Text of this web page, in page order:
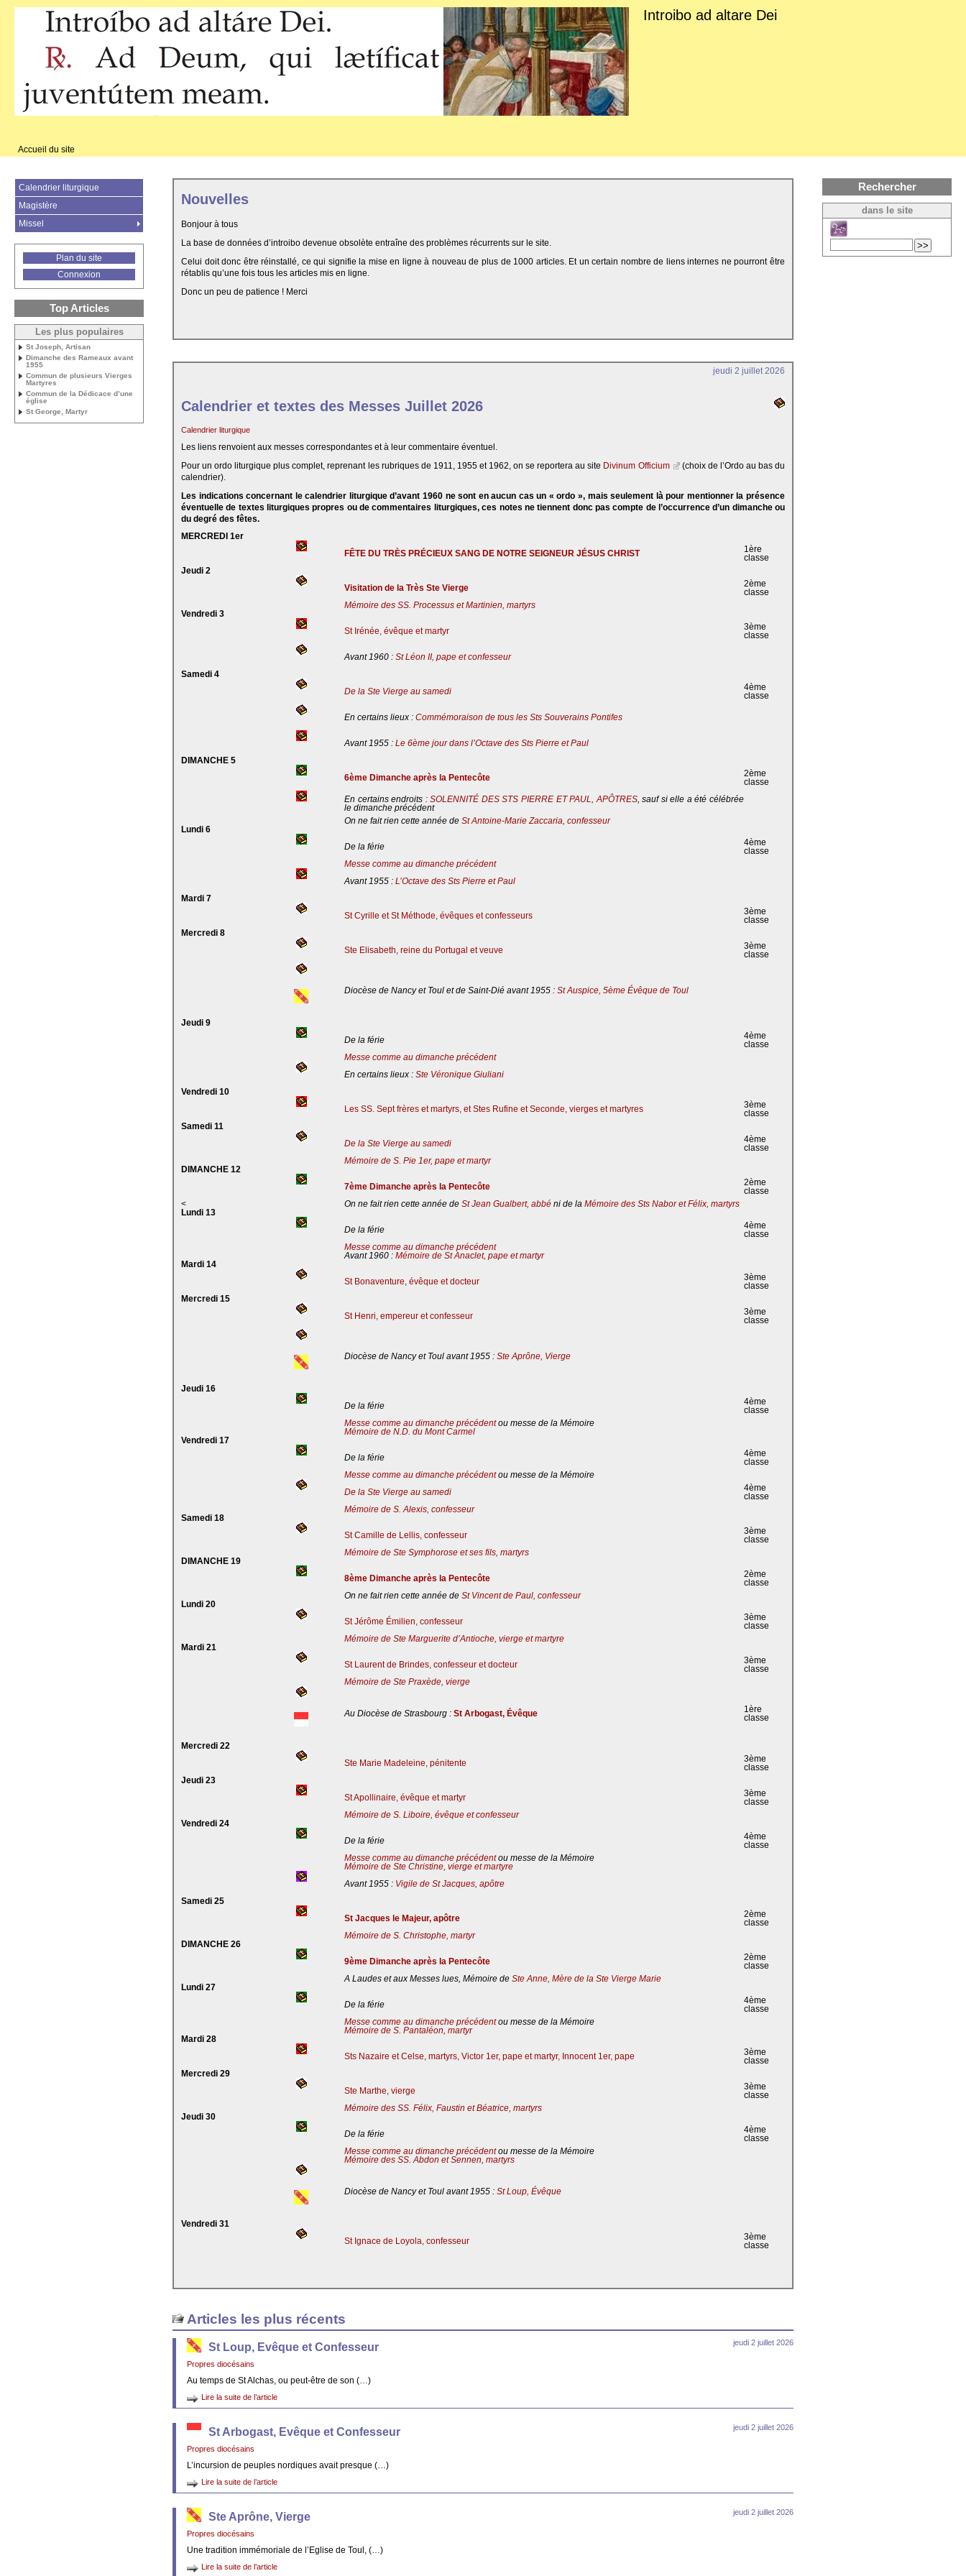
Introibo ad altare Dei
Accueil du site
Nouvelles
Bonjour à tous
La base de données d’introibo devenue obsolète entraîne des problèmes récurrents sur le site.
Celui doit donc être réinstallé, ce qui signifie la mise en ligne à nouveau de plus de 1000 articles. Et un certain nombre de liens internes ne pourront être
rétablis qu’une fois tous les articles mis en ligne.
Donc un peu de patience ! Merci
jeudi 2 juillet 2026
Calendrier et textes des Messes Juillet 2026
Calendrier liturgique
Les liens renvoient aux messes correspondantes et à leur commentaire éventuel.
Pour un ordo liturgique plus complet, reprenant les rubriques de 1911, 1955 et 1962, on se reportera au site Divinum Officium
(choix de l’Ordo au bas du
calendrier).
Les indications concernant le calendrier liturgique d’avant 1960 ne sont en aucun cas un « ordo », mais seulement là pour mentionner la présence
éventuelle de textes liturgiques propres ou de commentaires liturgiques, ces notes ne tiennent donc pas compte de l’occurrence d’un dimanche ou
du degré des fêtes.
MERCREDI 1er
FÊTE DU TRÈS PRÉCIEUX SANG DE NOTRE SEIGNEUR JÉSUS CHRIST
1ère
classe
Jeudi 2
Visitation de la Très Ste Vierge
2ème
classe
Mémoire des SS. Processus et Martinien, martyrs
Vendredi 3
St Irénée, évêque et martyr
3ème
classe
Avant 1960 : St Léon II, pape et confesseur
Samedi 4
De la Ste Vierge au samedi
4ème
classe
En certains lieux : Commémoraison de tous les Sts Souverains Pontifes
Avant 1955 : Le 6ème jour dans l’Octave des Sts Pierre et Paul
DIMANCHE 5
6ème Dimanche après la Pentecôte
2ème
classe
En certains endroits :SOLENNITÉ DES STS PIERRE ET PAUL, APÔTRES, sauf si elle a été célébrée
le dimanche précédent
On ne fait rien cette année de St Antoine-Marie Zaccaria, confesseur
Lundi 6
De la férie
4ème
classe
Messe comme au dimanche précédent
Avant 1955 : L’Octave des Sts Pierre et Paul
Mardi 7
St Cyrille et St Méthode, évêques et confesseurs
3ème
classe
Mercredi 8
Ste Elisabeth, reine du Portugal et veuve
3ème
classe
Diocèse de Nancy et Toul et de Saint-Dié avant 1955 : St Auspice, 5ème Évêque de Toul
Jeudi 9
De la férie
4ème
classe
Messe comme au dimanche précédent
En certains lieux : Ste Véronique Giuliani
Vendredi 10
Les SS. Sept frères et martyrs, et Stes Rufine et Seconde, vierges et martyres
3ème
classe
Samedi 11
De la Ste Vierge au samedi
4ème
classe
Mémoire de S. Pie 1er, pape et martyr
DIMANCHE 12
7ème Dimanche après la Pentecôte
2ème
classe
<
On ne fait rien cette année de St Jean Gualbert, abbé ni de la Mémoire des Sts Nabor et Félix, martyrs
Lundi 13
De la férie
4ème
classe
Messe comme au dimanche précédent
Avant 1960 : Mémoire de St Anaclet, pape et martyr
Mardi 14
St Bonaventure, évêque et docteur
3ème
classe
Mercredi 15
St Henri, empereur et confesseur
3ème
classe
Diocèse de Nancy et Toul avant 1955 : Ste Aprône, Vierge
Jeudi 16
De la férie
4ème
classe
Messe comme au dimanche précédentou messe de la Mémoire
Mémoire de N.D. du Mont Carmel
Vendredi 17
De la férie
4ème
classe
Messe comme au dimanche précédentou messe de la Mémoire
De la Ste Vierge au samedi
4ème
classe
Mémoire de S. Alexis, confesseur
Samedi 18
St Camille de Lellis, confesseur
3ème
classe
Mémoire de Ste Symphorose et ses fils, martyrs
DIMANCHE 19
8ème Dimanche après la Pentecôte
2ème
classe
On ne fait rien cette année de St Vincent de Paul, confesseur
Lundi 20
St Jérôme Émilien, confesseur
3ème
classe
Mémoire de Ste Marguerite d’Antioche, vierge et martyre
Mardi 21
St Laurent de Brindes, confesseur et docteur
3ème
classe
Mémoire de Ste Praxède, vierge
Au Diocèse de Strasbourg : St Arbogast, Évêque
1ère
classe
Mercredi 22
Ste Marie Madeleine, pénitente
3ème
classe
Jeudi 23
St Apollinaire, évêque et martyr
3ème
classe
Mémoire de S. Liboire, évêque et confesseur
Vendredi 24
De la férie
4ème
classe
Messe comme au dimanche précédentou messe de la Mémoire
Mémoire de Ste Christine, vierge et martyre
Avant 1955 : Vigile de St Jacques, apôtre
Samedi 25
St Jacques le Majeur, apôtre
2ème
classe
Mémoire de S. Christophe, martyr
DIMANCHE 26
9ème Dimanche après la Pentecôte
2ème
classe
A Laudes et aux Messes lues, Mémoire de Ste Anne, Mère de la Ste Vierge Marie
Lundi 27
De la férie
4ème
classe
Messe comme au dimanche précédentou messe de la Mémoire
Mémoire de S. Pantaléon, martyr
Mardi 28
Sts Nazaire et Celse, martyrs, Victor 1er, pape et martyr, Innocent 1er, pape
3ème
classe
Mercredi 29
Ste Marthe, vierge
3ème
classe
Mémoire des SS. Félix, Faustin et Béatrice, martyrs
Jeudi 30
De la férie
4ème
classe
Messe comme au dimanche précédentou messe de la Mémoire
Mémoire des SS. Abdon et Sennen, martyrs
Diocèse de Nancy et Toul avant 1955 : St Loup, Évêque
Vendredi 31
St Ignace de Loyola, confesseur
3ème
classe
Articles les plus récents
jeudi 2 juillet 2026
St Loup, Evêque et Confesseur
Propres diocésains
Au temps de St Alchas, ou peut-être de son (…)
Lire la suite de l’article
jeudi 2 juillet 2026
St Arbogast, Evêque et Confesseur
Propres diocésains
L’incursion de peuples nordiques avait presque (…)
Lire la suite de l’article
jeudi 2 juillet 2026
Ste Aprône, Vierge
Propres diocésains
Une tradition immémoriale de l’Eglise de Toul, (…)
Lire la suite de l’article
Calendrier liturgique
Magistère
Missel
Plan du site
Connexion
Top Articles
Les plus populaires
St Joseph, Artisan
Dimanche des Rameaux avant
1955
Commun de plusieurs Vierges
Martyres
Commun de la Dédicace d’une
église
St George, Martyr
Rechercher
dans le site